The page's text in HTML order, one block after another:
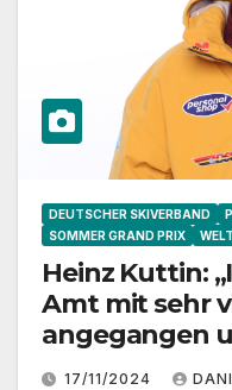
DEUTSCHER SKIVERBAND
SOMMER GRAND PRIX
Heinz Kuttin:
Amt mit sehr
angegangen
Ziel17/11/2024